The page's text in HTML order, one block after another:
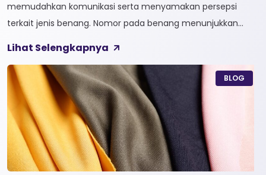
memudahkan komunikasi serta menyamakan persepsi
terkait jenis benang. Nomor pada benang menunjukkan
penomoran sendiri terbagi menjadi dua, Tidak Langsung dan
Langsung. 1. Penomoran Tidak Langsung Penomoran Tidak
Langsung biasa diaplikasikan pada jenis Natural Fiber, seperti
Rayon dan Cotton. Satuan yang paling […]
Lihat Selengkapnya
BLOG